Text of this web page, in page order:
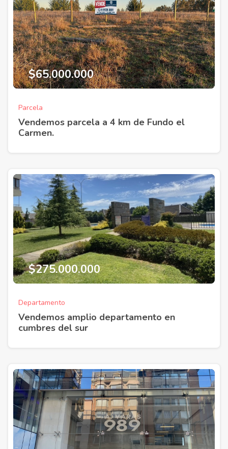
$65.000.000
Parcela
Vendemos parcela a 4 km de Fundo el
Carmen.
$275.000.000
Departamento
Vendemos amplio departamento en
cumbres del sur